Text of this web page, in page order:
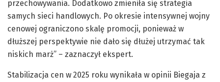
przechowywania. Dodatkowo zmieniła się strategia
samych sieci handlowych. Po okresie intensywnej wojny
cenowej ograniczono skalę promocji, ponieważ w
dłuższej perspektywie nie dało się dłużej utrzymać tak
niskich marż” – zaznaczył ekspert.
Stabilizacja cen w 2025 roku wynikała w opinii Biegaja z